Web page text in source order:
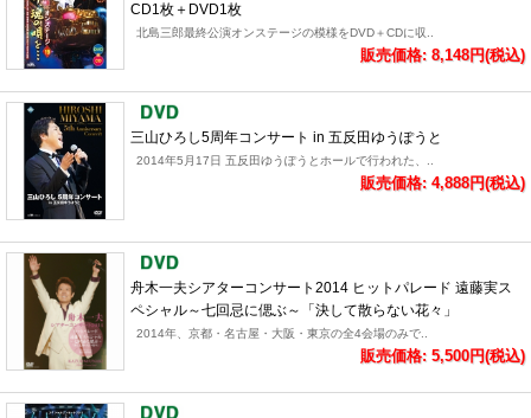
CD1枚＋DVD1枚
北島三郎最終公演オンステージの模様をDVD＋CDに収..
販売価格: 8,148円(税込)
三山ひろし5周年コンサート in 五反田ゆうぽうと
2014年5月17日 五反田ゆうぽうとホールで行われた、..
販売価格: 4,888円(税込)
舟木一夫シアターコンサート2014 ヒットパレード 遠藤実ス
ペシャル～七回忌に偲ぶ～「決して散らない花々」
2014年、京都・名古屋・大阪・東京の全4会場のみで..
販売価格: 5,500円(税込)